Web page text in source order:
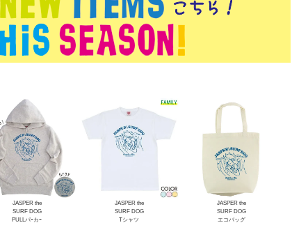
JASPER the
SURF DOG
PULLパｰカｰ
JASPER the
SURF DOG
Tシャツ
JASPER the
SURF DOG
エコバッグ